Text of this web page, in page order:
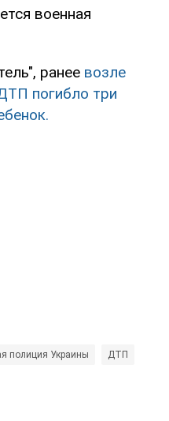
военная
ранее возле
погибло три
полиция Украины ДТП